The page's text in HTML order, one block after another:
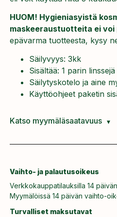
HUOM! Hygieniasyistä
maskeeraustuotteita ei voi
epävarma tuotteesta, kysy
Säilyvyys: 3kk
Sisältää: 1 parin linssejä
Säilytyskotelo ja aine
Käyttöohjeet paketin
Katso myymäläsaatavuus
Vaihto- ja palautusoikeus
Verkkokauppatilauksilla 14
Myymälöissä 14 päivän vaihto-
Turvalliset maksutavat